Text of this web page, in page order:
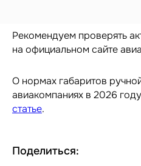
Рекомендуем проверять
на официальном сайте
О нормах габаритов
авиакомпаниях в 2026 году
статье.
Поделиться:
*Организация, запрещённая на территории РФ
Дорожные сумки
Распродажа
Бестселлеры